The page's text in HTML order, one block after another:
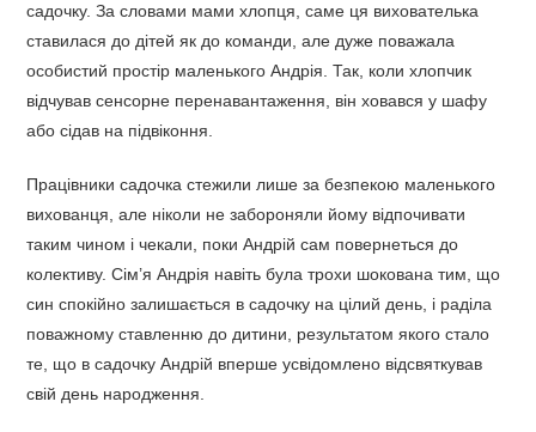
садочку. За словами мами хлопця, саме ця вихователька
ставилася до дітей як до команди, але дуже поважала
особистий простір маленького Андрія. Так, коли хлопчик
відчував сенсорне перенавантаження, він ховався у шафу
або сідав на підвіконня.
Працівники садочка стежили лише за безпекою маленького
вихованця, але ніколи не забороняли йому відпочивати
таким чином і чекали, поки Андрій сам повернеться до
колективу. Сім’я Андрія навіть була трохи шокована тим, що
син спокійно залишається в садочку на цілий день, і раділа
поважному ставленню до дитини, результатом якого стало
те, що в садочку Андрій вперше усвідомлено відсвяткував
свій день народження.